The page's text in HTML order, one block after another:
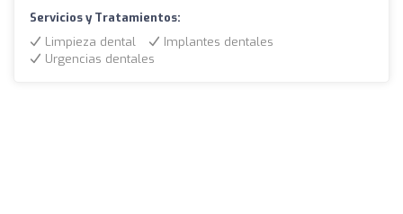
Servicios y Tratamientos:
Limpieza dental
Implantes dentales
Urgencias dentales